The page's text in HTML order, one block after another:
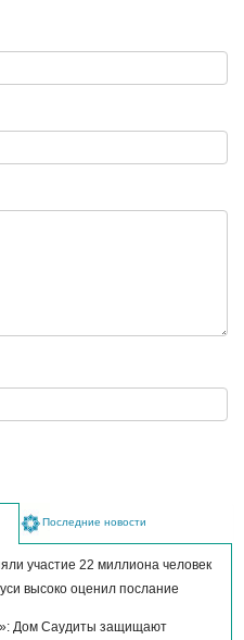
Последние новости
участие 22 миллиона человек
высоко оценил послание
Дом Саудиты защищают